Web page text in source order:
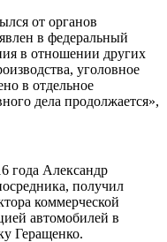
от органов
в федеральный
в отношении других
уголовное
в отдельное
дела продолжается»,
года Александр
получил
коммерческой
автомобилей в
Геращенко.